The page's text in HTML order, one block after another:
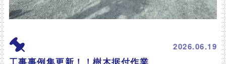
2026.06.19
工事事例集更新！！樹木据付作業